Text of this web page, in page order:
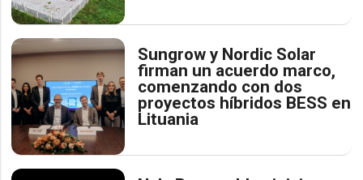
Sungrow y Nordic Solar
firman un acuerdo marco,
comenzando con dos
proyectos híbridos BESS en
Lituania